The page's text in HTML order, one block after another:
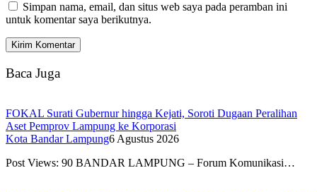
Simpan nama, email, dan situs web saya pada peramban ini
untuk komentar saya berikutnya.
Baca Juga
FOKAL Surati Gubernur hingga Kejati, Soroti Dugaan Peralihan
Aset Pemprov Lampung ke Korporasi
Kota Bandar Lampung6 Agustus 2026
Post Views: 90 BANDAR LAMPUNG – Forum Komunikasi…